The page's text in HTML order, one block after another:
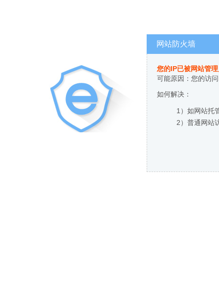
网站防火墙
您的IP已被网站管
可能原因：您的访
如何解决：
1）如网站托
2）普通网站